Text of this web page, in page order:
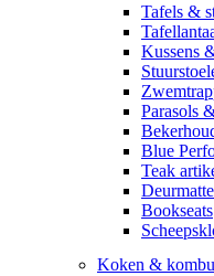
Tafels &
Kussens
Parasols
Blue
Teak
Bookseats
Koken &